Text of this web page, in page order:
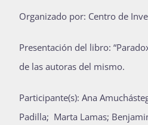
Organizado por: Centro de
Presentación del libro:
de las autoras del mismo.
Participante(s): Ana
Padilla; Marta Lamas;